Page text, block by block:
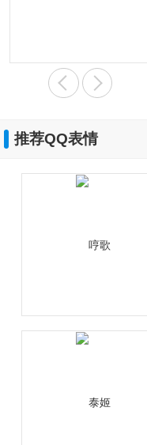
推荐QQ表情